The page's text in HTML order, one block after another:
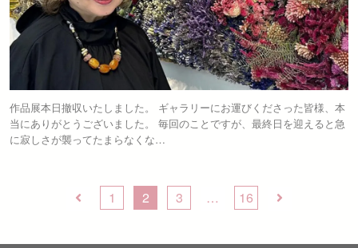
作品展本日撤収いたしました。 ギャラリーにお運びくださった皆様、本
当にありがとうございました。 毎回のことですが、最終日を迎えると急
に寂しさが襲ってたまらなくな…
1 2 3 … 16